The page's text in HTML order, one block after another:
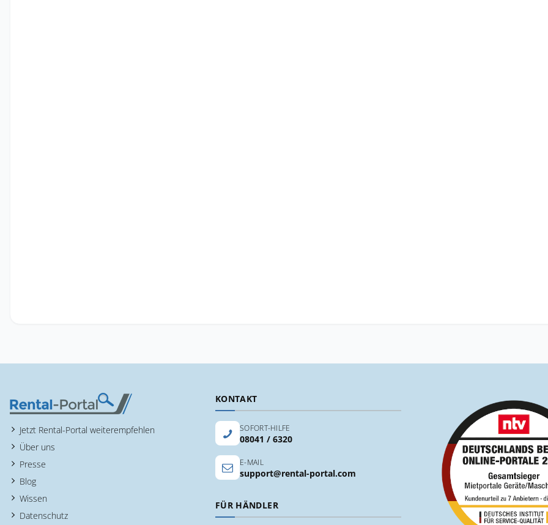
Jetzt Rental-Portal weiterempfehlen
Über uns
Presse
Blog
Wissen
Datenschutz
KONTAKT
SOFORT-HILFE
08041 / 6320
E-MAIL
support@rental-portal.com
FÜR HÄNDLER